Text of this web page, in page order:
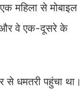
महिला से मोबाइल
और वे एक-दूसरे के
से धमतरी पहुंचा था।